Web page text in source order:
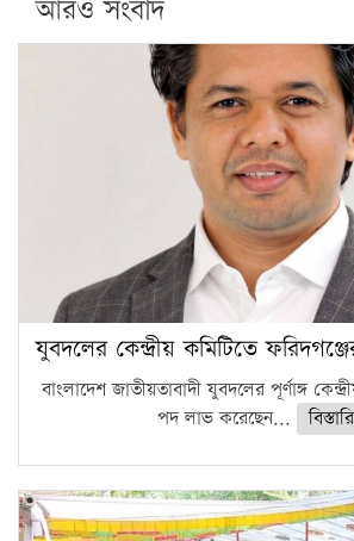
আরও সংবাদ
যুবদলের কেন্দ্রীয় কমিটিতে
বাংলাদেশ জাতীয়তাবাদী যুবদলের পূর্ণাঙ্গ
পদ লাভ করেছেন...